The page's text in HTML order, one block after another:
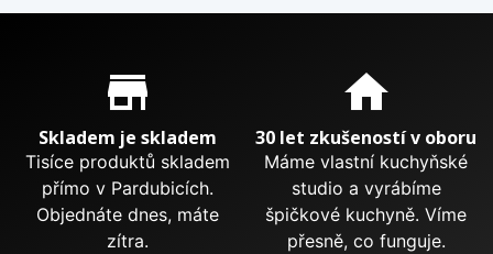
Proč nakupovat u nás?
store_mall_directory
Skladem je skladem
Tisíce produktů skladem
přímo v Pardubicích.
Objednáte dnes, máte
zítra.
home
30 let zkušeností v oboru
Máme vlastní kuchyňské
studio a vyrábíme
špičkové kuchyně. Víme
přesně, co funguje.